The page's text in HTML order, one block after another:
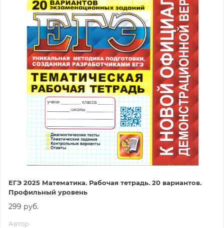
ЕГЭ 2025 Математика. Рабочая тетрадь. 20 вариантов.
Профильный уровень
299 руб.
Автор